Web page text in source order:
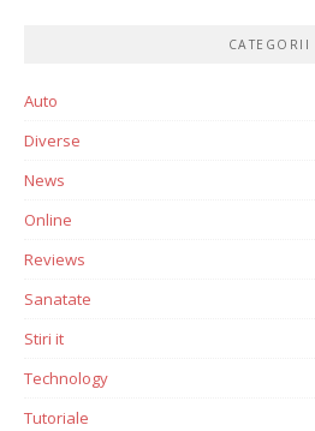
CATEGORII
Auto
Diverse
News
Online
Reviews
Sanatate
Stiri it
Technology
Tutoriale